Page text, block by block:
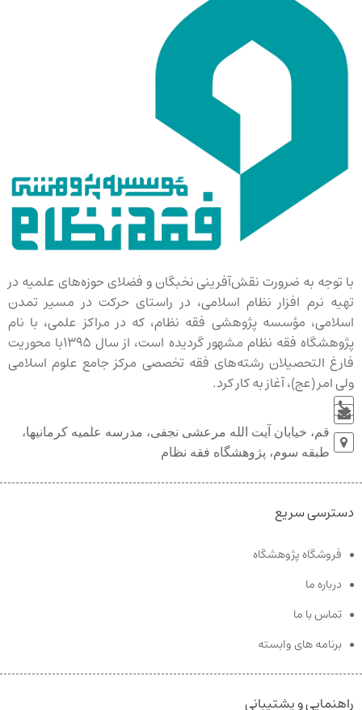
با توجه به ضرورت نقش‌آفرینی نخبگان و فضلای حوزه‌های علمیه در
تهیه نرم افزار نظام اسلامی، در راستای حرکت در مسیر تمدن
اسلامی، مؤسسه پژوهشی فقه نظام، که در مراکز علمی، با نام
پژوهشگاه فقه نظام مشهور گردیده است، از سال ۱۳۹۵با محوریت
فارغ التحصیلان رشته‌‏های فقه تخصصی مرکز جامع علوم اسلامی
ولی امر (عج)، آغاز به کار کرد.
قم، خیابان آیت الله مرعشی نجفی، مدرسه علمیه کرمانیها،
طبقه سوم، پژوهشگاه فقه نظام
دسترسی سریع
فروشگاه پژوهشگاه
درباره ما
تماس با ما
برنامه های وابسته
راهنمایی و پشتیبانی